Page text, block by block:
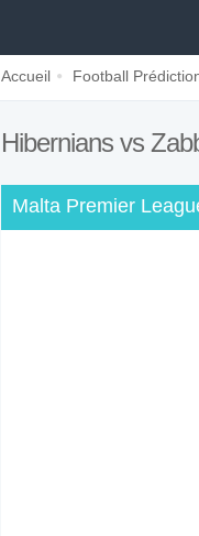
Accueil Football
Hibernians vs
Malta Premier